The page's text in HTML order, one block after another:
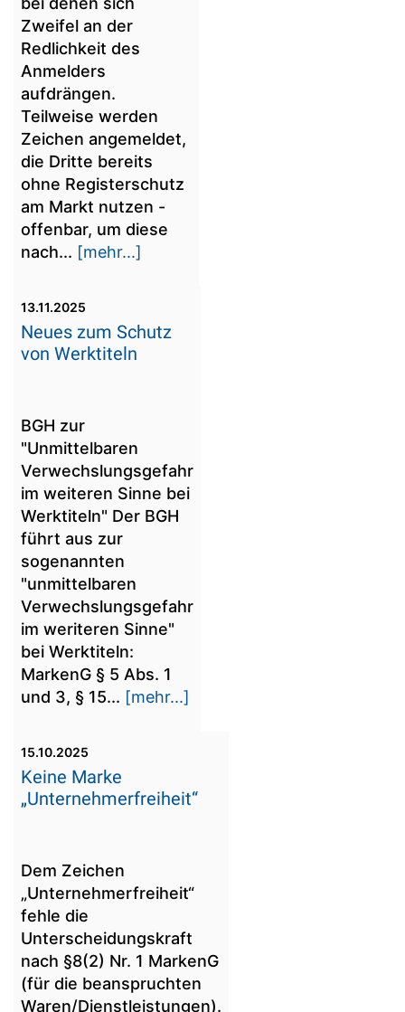
Zweifel an der
Redlichkeit des
Anmelders
aufdrängen.
Teilweise werden
Zeichen angemeldet,
die Dritte bereits
ohne Registerschutz
am Markt nutzen -
offenbar, um diese
nach... [mehr...]
13.11.2025
Neues zum Schutz
von Werktiteln
BGH zur
"Unmittelbaren
Verwechslungsgefahr
im weiteren Sinne bei
Werktiteln" Der BGH
führt aus zur
sogenannten
"unmittelbaren
Verwechslungsgefahr
im weriteren Sinne"
bei Werktiteln:
MarkenG § 5 Abs. 1
und 3, § 15... [mehr...]
15.10.2025
Keine Marke
„Unternehmerfreiheit“
Dem Zeichen
„Unternehmerfreiheit“
fehle die
Unterscheidungskraft
nach §8(2) Nr. 1 MarkenG
(für die beanspruchten
Waren/Dienstleistungen).